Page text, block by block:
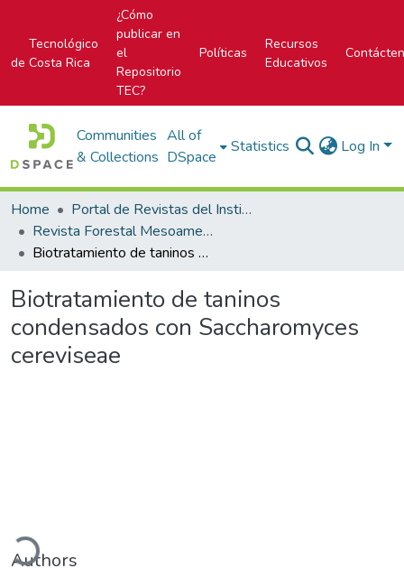
Tecnológico
de Costa Rica
¿Cómo
publicar en
el
Repositorio
TEC?
Políticas
Recursos
Educativos
Communities
& Collections
All of
DSpace
Statistics Log In
Home
Portal de Revistas del Instituto Tecnológico de Costa Rica
Revista Forestal Mesoamericana Kurú
Biotratamiento de taninos condensados con Saccharomyces cereviseae
Biotratamiento de taninos
condensados con Saccharomyces
cereviseae
Authors